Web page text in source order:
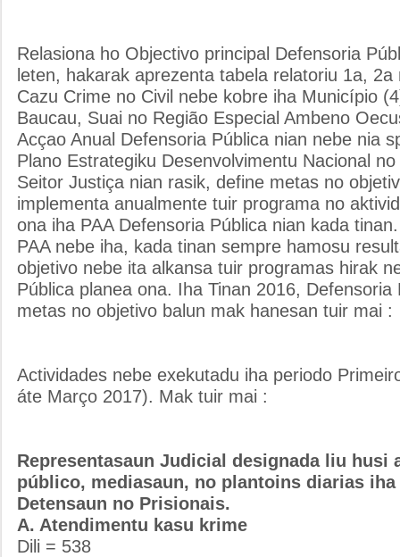
Relasiona ho Objectivo principal Defensoria
leten, hakarak aprezenta tabela relatoriu 1a, 2a
Cazu Crime no Civil nebe kobre iha Município
Baucau, Suai no Região Especial Ambeno
Acçao Anual Defensoria Pública nian nebe nia
Plano Estrategiku Desenvolvimentu Nacional
Seitor Justiça nian rasik, define metas no
implementa anualmente tuir programa no
ona iha PAA Defensoria Pública nian kada
PAA nebe iha, kada tinan sempre hamosu
objetivo nebe ita alkansa tuir programas hirak
Pública planea ona. Iha Tinan 2016, Defensoria
metas no objetivo balun mak hanesan tuir mai :
Actividades nebe exekutadu iha periodo
áte Março 2017). Mak tuir mai :
Representasaun Judicial designada liu husi
público, mediasaun, no plantoins diarias
Detensaun no Prisionais.
A. Atendimentu kasu krime
Dili = 538